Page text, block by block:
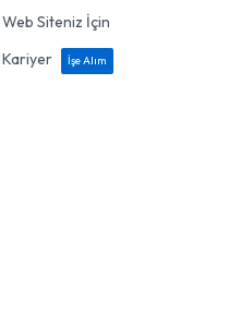
Web Siteniz İçin
Kariyer
İşe Alım